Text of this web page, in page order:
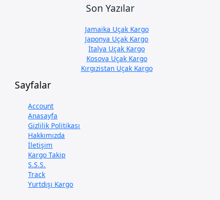
Son Yazılar
Jamaika Uçak Kargo
Japonya Uçak Kargo
İtalya Uçak Kargo
Kosova Uçak Kargo
Kırgızistan Uçak Kargo
Sayfalar
Account
Anasayfa
Gizlilik Politikası
Hakkımızda
İletişim
Kargo Takip
S.S.S.
Track
Yurtdışı Kargo